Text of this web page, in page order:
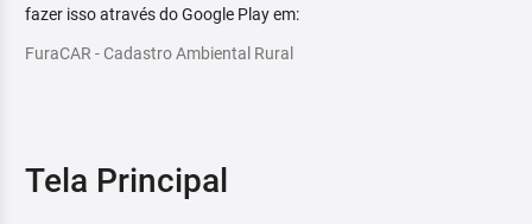
fazer isso através do Google Play em:
FuraCAR - Cadastro Ambiental Rural
Tela Principal